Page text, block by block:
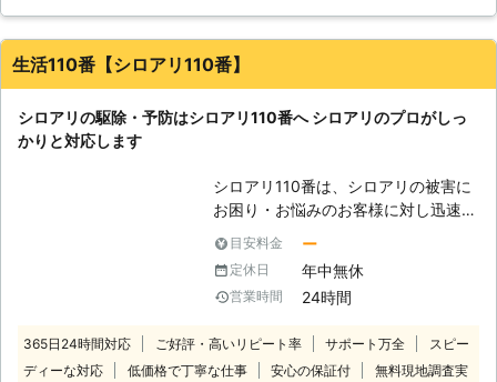
ります。ヤマトシロアリは日本全国で
見かけられ、湿気の多い木を好む修正
がありますが、イエシロアリは乾いた
リはヤマトシロアリ以上に被害が深刻
といわれていますので、発見したらす
アリは自然界において、掃除屋の役割
を果たしています。腐った木や葉を食
べ、森や山などの栄養分となる物質を
排泄物として排出しているのです。こ
れが人里にまで降りてくると、シロア
リとなって家屋に牙を向けるのです。
い！】 シロアリの被害は放っておく
ほど悪化するものです。当社はお見積
ところの補修もしていただけるというので、お願いする事にし
ました。不安は的中で、浴室の柱が被害にあっていましたが、
た、リフォームや予防工事もしてくださったので、安心して住
み続けられるようになりました。今後とも、定期健診などをお
2016年11月30日
生活110番【シロアリ110番】
シロアリの駆除・予防はシロアリ110番へ シロアリのプロがしっ
かりと対応します
シロアリ110番は、シロアリの被害に
お困り・お悩みのお客様に対し迅速な
対応をさせていただいております。
シロアリは一匹でもいたら3万匹はい
ると言われています。もしも家の中や
お庭などでシロアリを見かけた際は被
い。駆除が遅れると、さらに被害が拡
大します。シロアリ110番では全国数
目安料金 ー
定休日 年中無休
営業時間 24時間
365日24時間対応 ご好評・高いリピート率 サポート万全
スピー
ディーな対応
低価格で丁寧な仕事 安心の保証付
無料現地調査実